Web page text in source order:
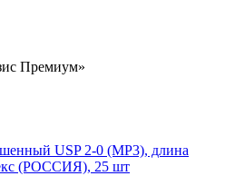
Премиум»
USP 2-0 (МР3), длина
(РОССИЯ), 25 шт